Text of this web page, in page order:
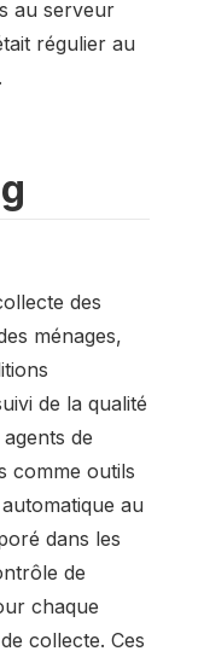
au serveur
régulier au
des
ménages,
de la qualité
de
comme outils
au
dans les
de
chaque
collecte. Ces